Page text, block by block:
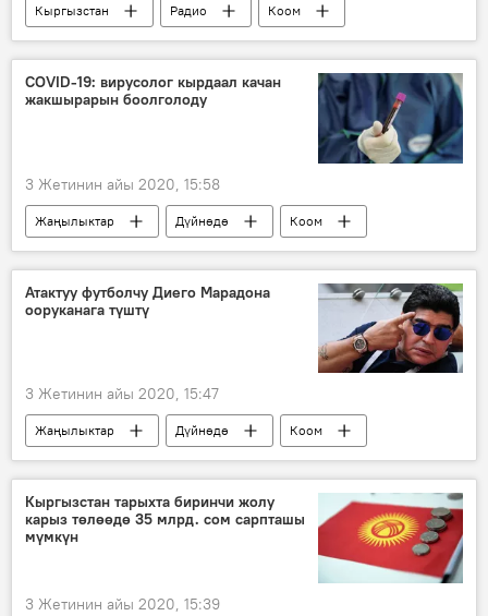
Кыргызстан Радио
Коом
инсульт
мээ оору
COVID-19: вирусолог кырдаал качан
жакшырарын боолголоду
3 Жетинин айы 2020, 15:58
Жаңылыктар Дүйнөдө
Коом
коронавирус
абал
божомол
Дүйнөгө жайылган коронавирус
Атактуу футболчу Диего Марадона
ооруканага түштү
3 Жетинин айы 2020, 15:47
Жаңылыктар Дүйнөдө
Коом
Диего Марадона
футбол
коронавирус
ден соолук
Кыргызстан тарыхта биринчи жолу
карыз төлөөдө 35 млрд. сом сарпташы
мүмкүн
3 Жетинин айы 2020, 15:39